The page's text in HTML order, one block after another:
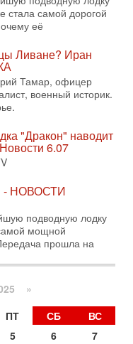
самом деле
Биньямина
Трампом
Полная
Трамп не
взрыв!
МИГДАЛЬ, эксперт
запаса
Израиля, автор
- НОВОСТИ
заявил о
о полном
группировок в
мер? Разбор и
Давида Шарпа
и США накаляется
последний момент
ударов
стала самой дорогой
её
Ливане? Иран
Тамар, офицер
военный историк.
"Дракон" наводит
6.07
- НОВОСТИ
подводную лодку
мощной
прошла на
»
ПТ СБ
ВС
5 6
7